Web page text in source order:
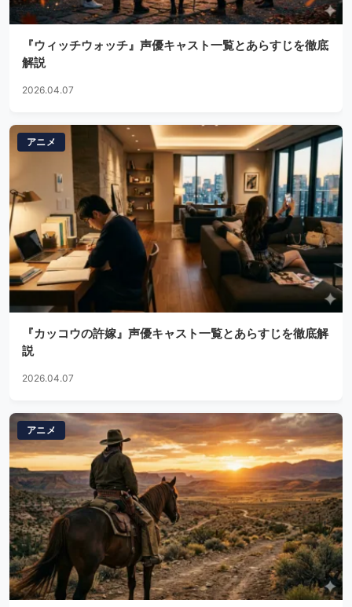
『ウィッチウォッチ』声優キャスト一覧とあらすじを徹底
解説
2026.04.07
アニメ
『カッコウの許嫁』声優キャスト一覧とあらすじを徹底解
説
2026.04.07
アニメ